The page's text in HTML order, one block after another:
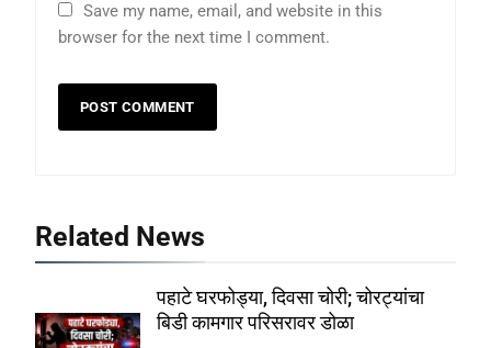
Save my name, email, and website in this
browser for the next time I comment.
Related News
पहाटे घरफोड्या, दिवसा चोरी; चोरट्यांचा
बिडी कामगार परिसरावर डोळा
दिवाळी गिफ्ट; २०% बोनसला संचालक
मंडळाची मंजुरी
ताज्या बातम्या महाराष्ट्र
आळंदी शहरातील पथविक्रेत्यांवर होणारा
7
वॉर्डनकडून अवजड वाहनांकडून पैशांची
वसुलीचा आरोप
महाराष्ट्र मुंबई / कोकण